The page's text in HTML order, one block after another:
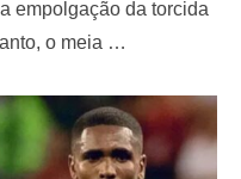
empolgação da torcida
o meia …